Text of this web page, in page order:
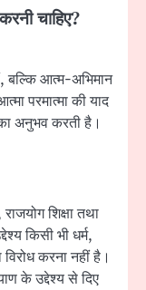
चाहिए?
बल्कि आत्म-अभिमान
परमात्मा की याद
अनुभव करती है।
शिक्षा तथा
किसी भी धर्म,
करना नहीं है।
के उद्देश्य से दिए